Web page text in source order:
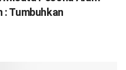
: Tumbuhkan